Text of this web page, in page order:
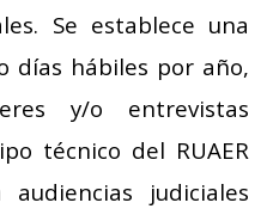
Se establece una
días hábiles por año,
y/o entrevistas
técnico del RUAER
judiciales